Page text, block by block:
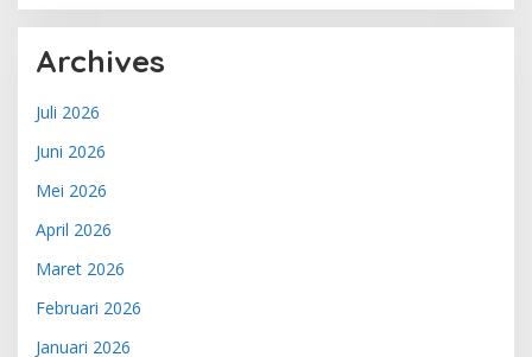
Archives
Juli 2026
Juni 2026
Mei 2026
April 2026
Maret 2026
Februari 2026
Januari 2026